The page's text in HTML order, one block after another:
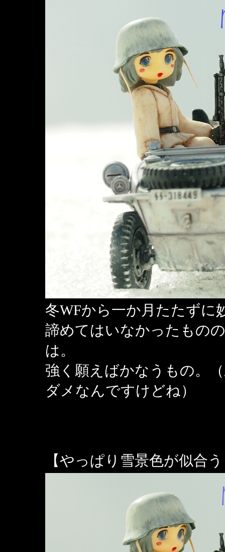
冬WFから一か月たたず
諦めてはいなかったもの
は。
強く願えばかなうもの。
ダメなんですけどね）
【やっぱり雪景色が似合